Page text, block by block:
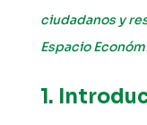
ciudadanos y
Espacio
1.